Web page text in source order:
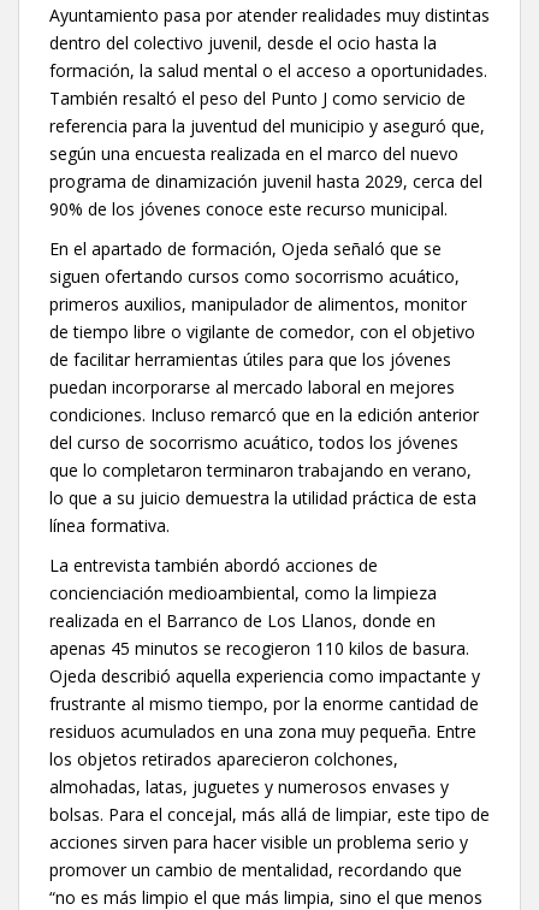
Ayuntamiento pasa por atender realidades muy distintas
dentro del colectivo juvenil, desde el ocio hasta la
formación, la salud mental o el acceso a oportunidades.
También resaltó el peso del Punto J como servicio de
referencia para la juventud del municipio y aseguró que,
según una encuesta realizada en el marco del nuevo
programa de dinamización juvenil hasta 2029, cerca del
90% de los jóvenes conoce este recurso municipal.
En el apartado de formación, Ojeda señaló que se
siguen ofertando cursos como socorrismo acuático,
primeros auxilios, manipulador de alimentos, monitor
de tiempo libre o vigilante de comedor, con el objetivo
de facilitar herramientas útiles para que los jóvenes
puedan incorporarse al mercado laboral en mejores
condiciones. Incluso remarcó que en la edición anterior
del curso de socorrismo acuático, todos los jóvenes
que lo completaron terminaron trabajando en verano,
lo que a su juicio demuestra la utilidad práctica de esta
línea formativa.
La entrevista también abordó acciones de
concienciación medioambiental, como la limpieza
realizada en el Barranco de Los Llanos, donde en
apenas 45 minutos se recogieron 110 kilos de basura.
Ojeda describió aquella experiencia como impactante y
frustrante al mismo tiempo, por la enorme cantidad de
residuos acumulados en una zona muy pequeña. Entre
los objetos retirados aparecieron colchones,
almohadas, latas, juguetes y numerosos envases y
bolsas. Para el concejal, más allá de limpiar, este tipo de
acciones sirven para hacer visible un problema serio y
promover un cambio de mentalidad, recordando que
“no es más limpio el que más limpia, sino el que menos